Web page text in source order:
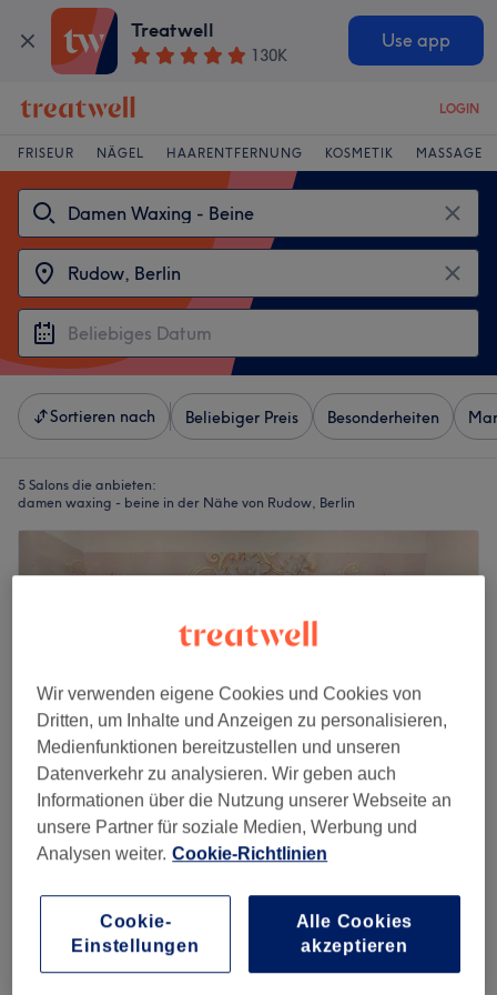
Treatwell
130K
Use app
LOGIN
FRISEUR NÄGEL HAARENTFERNUNG KOSMETIK MASSAGE
Sortieren nach Beliebiger Preis Besonderheiten
5 Salons die anbieten:
damen waxing - beine in der Nähe von Rudow, Berlin
Bui Nails & More
Johannisthal, Berlin
Auf Karte anzeigen
Waxing - Unterschenkel
45 Min.
Wir verwenden eigene Cookies und Cookies von
Dritten, um Inhalte und Anzeigen zu personalisieren,
Medienfunktionen bereitzustellen und unseren
Datenverkehr zu analysieren. Wir geben auch
Informationen über die Nutzung unserer Webseite an
unsere Partner für soziale Medien, Werbung und
Analysen weiter. Cookie-Richtlinien
Cookie-
Einstellungen
Alle Cookies
akzeptieren